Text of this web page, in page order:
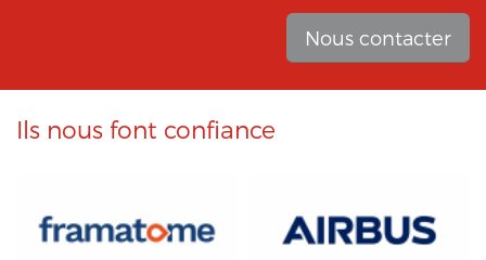
Nous contacter
Ils nous font confiance